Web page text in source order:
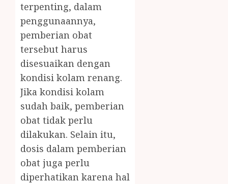
terpenting, dalam
penggunaannya,
pemberian obat
tersebut harus
disesuaikan dengan
kondisi kolam renang.
Jika kondisi kolam
sudah baik, pemberian
obat tidak perlu
dilakukan. Selain itu,
dosis dalam pemberian
obat juga perlu
diperhatikan karena hal